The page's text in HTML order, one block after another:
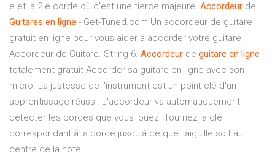
e et la 2 e corde où c'est une tierce majeure. Accordeur de
Guitares en ligne - Get-Tuned.com Un accordeur de guitare
gratuit en ligne pour vous aider à accorder votre guitare.
Accordeur de Guitare. String 6. Accordeur de guitare en ligne
totalement gratuit Accorder sa guitare en ligne avec son
micro. La justesse de l'instrument est un point clé d'un
apprentissage réussi. L'accordeur va automatiquement
détecter les cordes que vous jouez. Tournez la clé
correspondant à la corde jusqu'à ce que l'aiguille soit au
centre de la note.